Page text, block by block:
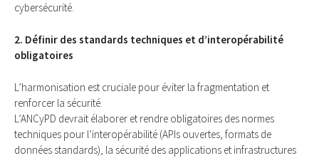
cybersécurité.
2. Définir des standards techniques et d’interopérabilité
obligatoires
L’harmonisation est cruciale pour éviter la fragmentation et
renforcer la sécurité.
L’ANCyPD devrait élaborer et rendre obligatoires des normes
techniques pour l’interopérabilité (APIs ouvertes, formats de
données standards), la sécurité des applications et infrastructures